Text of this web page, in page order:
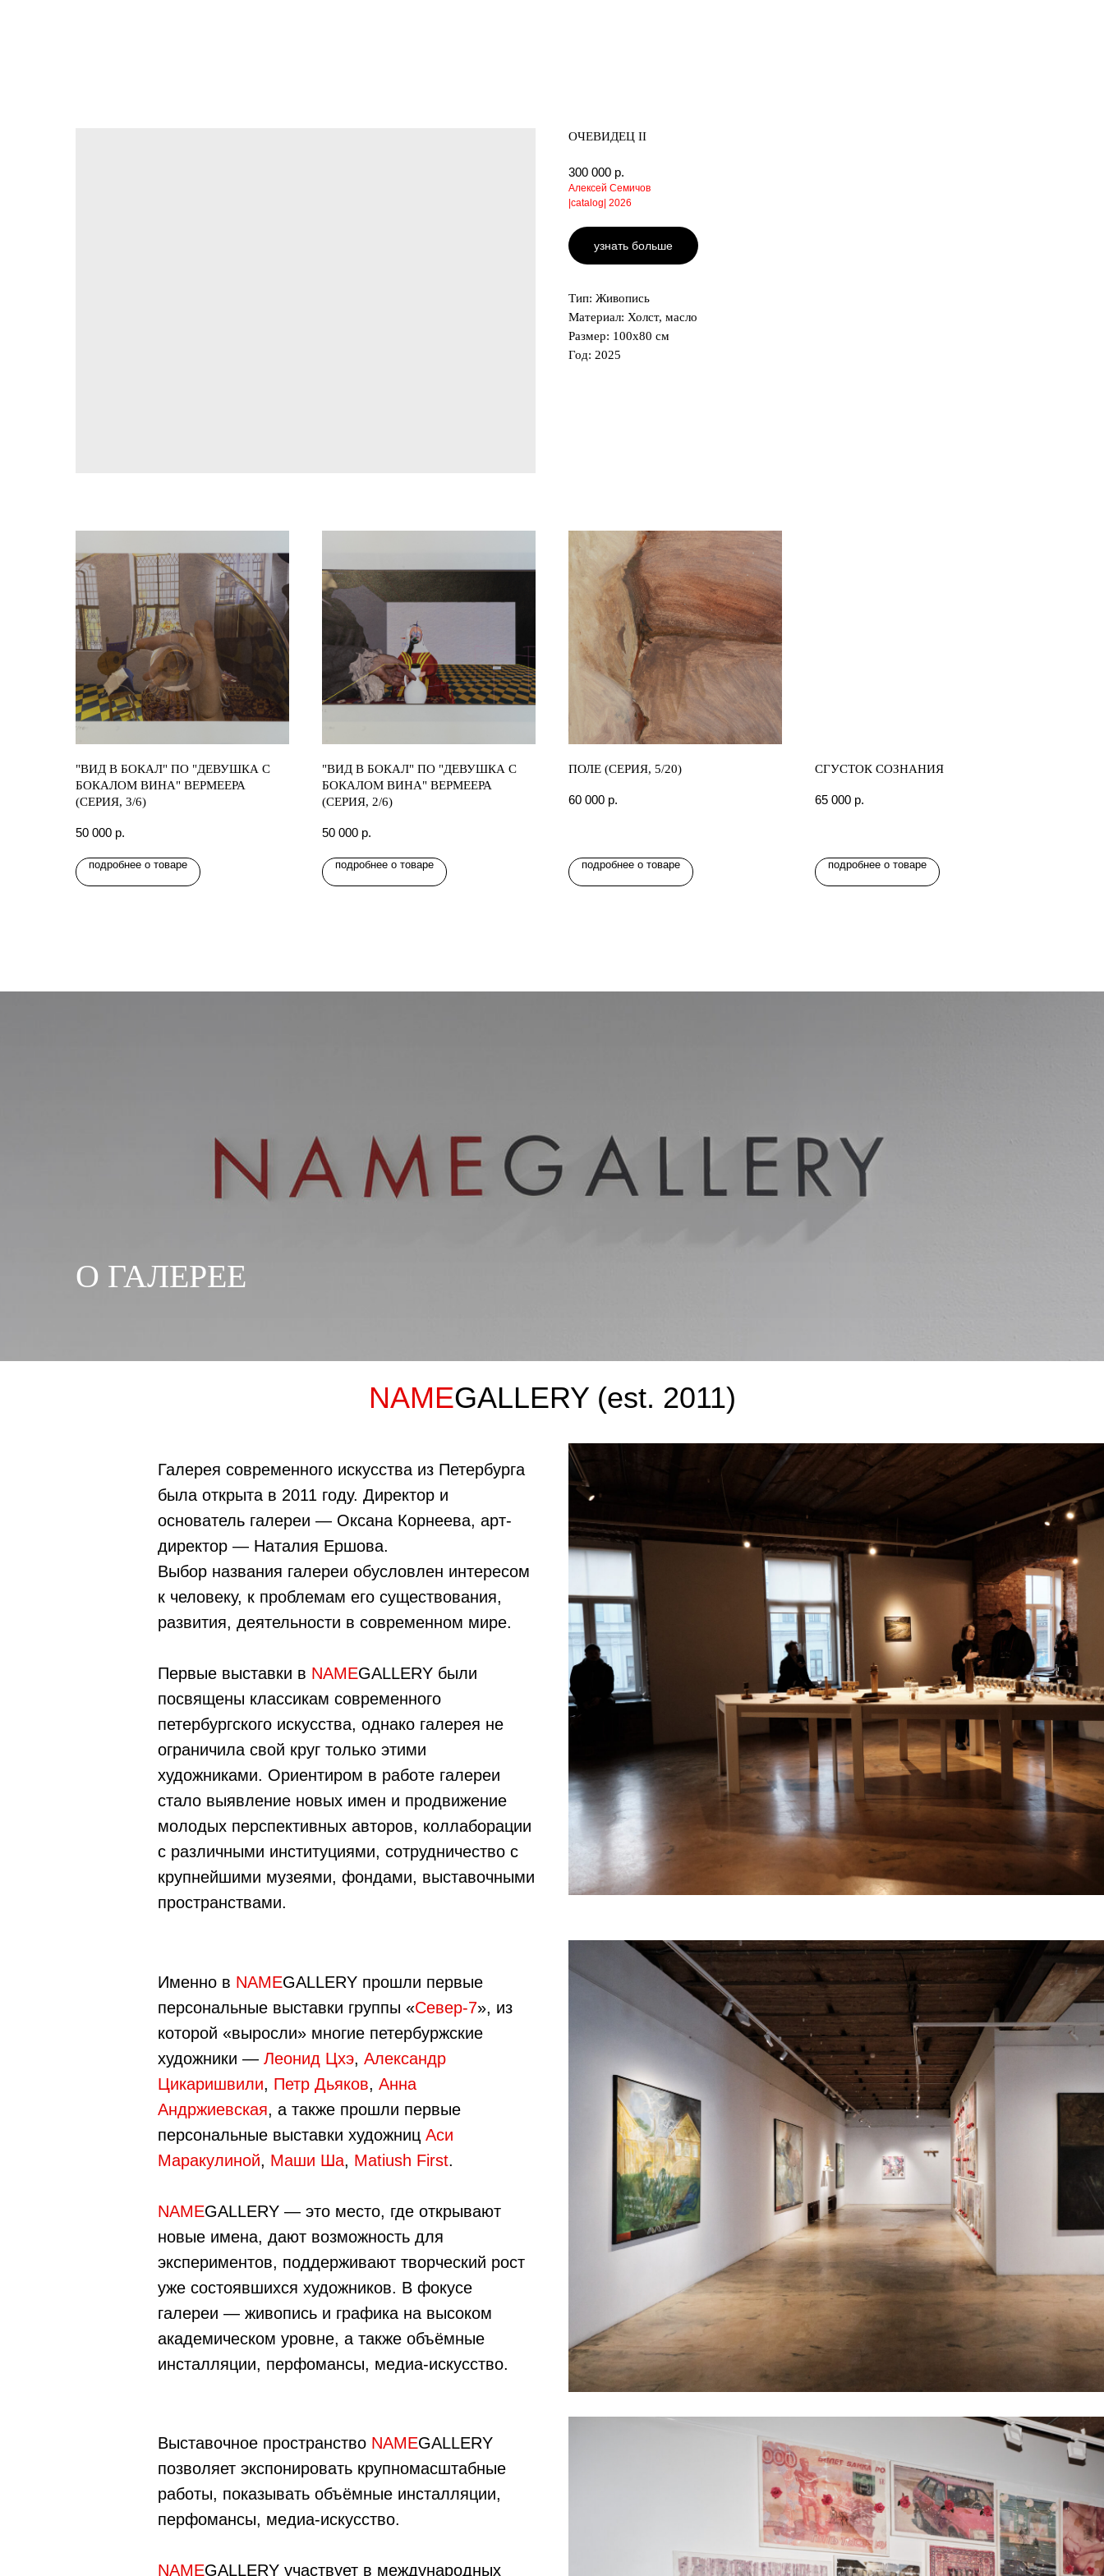
ОЧЕВИДЕЦ II
300 000 р.
Алексей Семичов
|catalog| 2026
узнать больше
Тип: Живопись
Материал: Холст, масло
Размер: 100х80 см
Год: 2025
"ВИД В БОКАЛ" ПО "ДЕВУШКА С
БОКАЛОМ ВИНА" ВЕРМЕЕРА
(СЕРИЯ, 3/6)
50 000 р.
подробнее о товаре
"ВИД В БОКАЛ" ПО "ДЕВУШКА С
БОКАЛОМ ВИНА" ВЕРМЕЕРА
(СЕРИЯ, 2/6)
50 000 р.
подробнее о товаре
ПОЛЕ (СЕРИЯ, 5/20)
60 000 р.
подробнее о товаре
СГУСТОК СОЗНАНИЯ
65 000 р.
подробнее о товаре
О ГАЛЕРЕЕ
NAMEGALLERY (est. 2011)
Галерея современного искусства из Петербурга
была открыта в 2011 году. Директор и
основатель галереи — Оксана Корнеева, арт-
директор — Наталия Ершова.
Выбор названия галереи обусловлен интересом
к человеку, к проблемам его существования,
развития, деятельности в современном мире.
Первые выставки в NAMEGALLERY были
посвящены классикам современного
петербургского искусства, однако галерея не
ограничила свой круг только этими
художниками. Ориентиром в работе галереи
стало выявление новых имен и продвижение
молодых перспективных авторов, коллаборации
с различными институциями, сотрудничество с
крупнейшими музеями, фондами, выставочными
пространствами.
Именно в NAMEGALLERY прошли первые
персональные выставки группы «Север-7», из
которой «выросли» многие петербуржские
художники — Леонид Цхэ, Александр
Цикаришвили, Петр Дьяков, Анна
Андржиевская, а также прошли первые
персональные выставки художниц Аси
Маракулиной, Маши Ша, Matiush First.
NAMEGALLERY — это место, где открывают
новые имена, дают возможность для
экспериментов, поддерживают творческий рост
уже состоявшихся художников. В фокусе
галереи — живопись и графика на высоком
академическом уровне, а также объёмные
инсталляции, перфомансы, медиа-искусство.
Выставочное пространство NAMEGALLERY
позволяет экспонировать крупномасштабные
работы, показывать объёмные инсталляции,
перфомансы, медиа-искусство.
NAMEGALLERY участвует в международных